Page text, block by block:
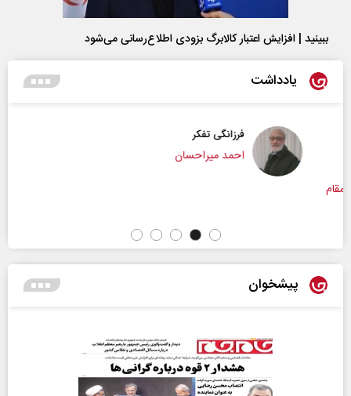
ببینید | افزایش اعتبار کالابرگ بزودی اطلاع‌رسانی می‌شود
یادداشت
فرزانگی تفکر
احمد میراحسان
پیشخوان